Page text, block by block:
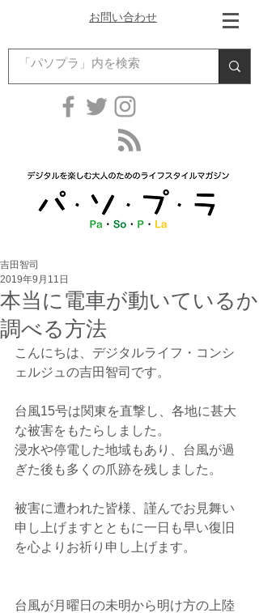
お問い合わせ
本当に電車が動いているか
調べる方法
吉田智司
2019年9月11日
こんにちは、デジタルライフ・コンシ
ェルジュの吉田智司です。
台風15号は関東を直撃し、各地に甚大
な被害をもたらしました。
浸水や停電した地域もあり、台風が過
ぎた後も多くの爪跡を残しました。
被害に遭われた皆様、謹んでお見舞い
申し上げますとともに一日も早い復旧
を心よりお祈り申し上げます。
台風が月曜日の未明から明け方の上陸